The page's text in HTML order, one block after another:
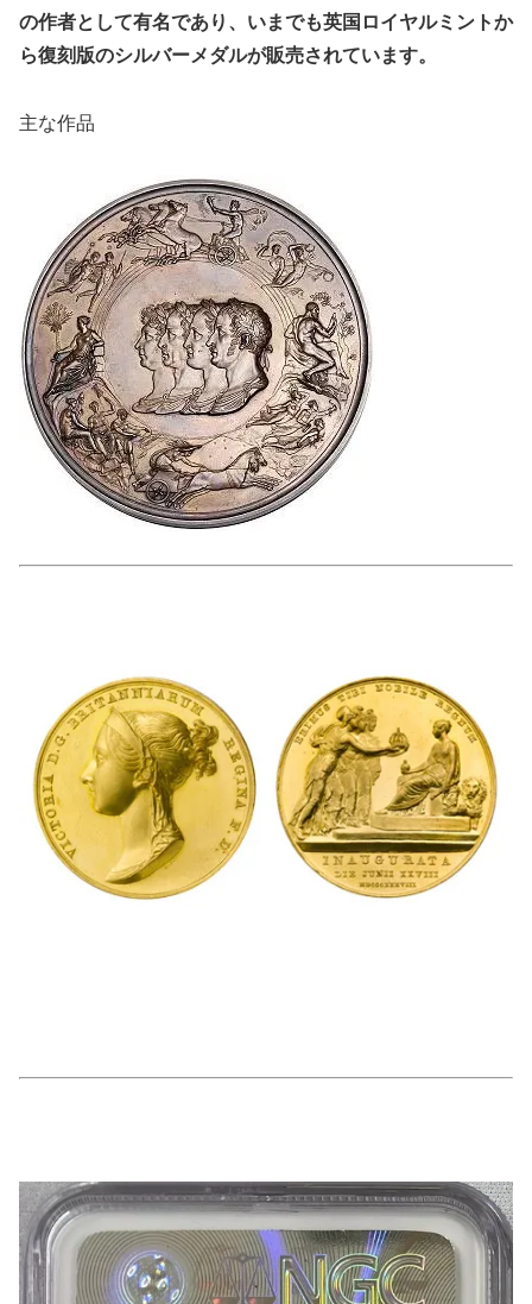
の作者として有名であり、いまでも英国ロイヤルミントか
ら復刻版のシルバーメダルが販売されています。
主な作品